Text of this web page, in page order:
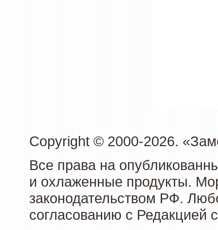
Copyright © 2000-2026.
Все права на
и охлаженные продукты.
законодательством РФ.
согласованию с Редакцией